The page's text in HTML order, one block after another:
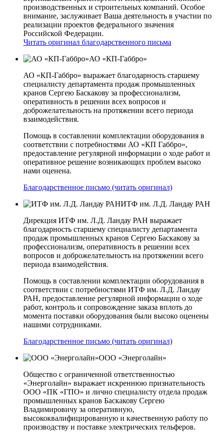
производственных и строительных компаний. Особое
внимание, заслуживает Ваша деятельность в участии по
реализации проектов федерального значения
Российской Федерации.
Читать оригинал благодарственного письма
АО «КП-Габбро»
АО «КП-Габбро» выражает благодарность старшему
специалисту департамента продаж промышленных
кранов Сергею Баскакову за профессионализм,
оперативность в решении всех вопросов и
доброжелательность на протяжении всего периода
взаимодействия.
Помощь в составлении комплектации оборудования в
соответствии с потребностями АО «КП­ Габбро»,
предоставление регулярной информации о ходе работ и
оперативное решение возникающих проблем высоко
нами оценена.
Благодарственное письмо (читать оригинал)
ИТФ им. Л.Д. Ландау РАН
Дирекция ИТФ им. Л.Д. Ландау РАН выражает
благодарность старшему специалисту департамента
продаж промышленных кранов Сергею Баскакову за
профессионализм, оперативность в решении всех
вопросов и доброжелательность на протяжении всего
периода взаимодействия.
Помощь в составлении комплектации оборудования в
соответствии с потребностями ИТФ им. Л.Д. Ландау
РАН, предоставление регулярной информации о ходе
работ, контроль и сопровождение заказа вплоть до
момента поставки оборудования были высоко оценены
нашими сотрудниками.
Благодарственное письмо (читать оригинал)
ООО «Энерголайн»
Общество с ограниченной ответственностью
«Энерголайн» выражает искреннюю признательность
ООО «ПК «ГПО» и лично специалисту отдела продаж
промышленных кранов Баскакову Сергею
Владимировичу за оперативную,
высококвалифицированную и качественную работу по
производству и поставке электрических тельферов.